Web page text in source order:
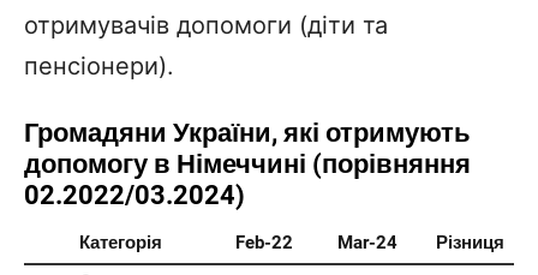
отримувачів допомоги (діти та
пенсіонери).